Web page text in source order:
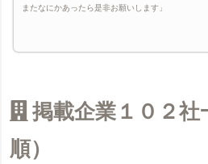
またなにかあったら是非お願いします」
掲載企業１０２
順）